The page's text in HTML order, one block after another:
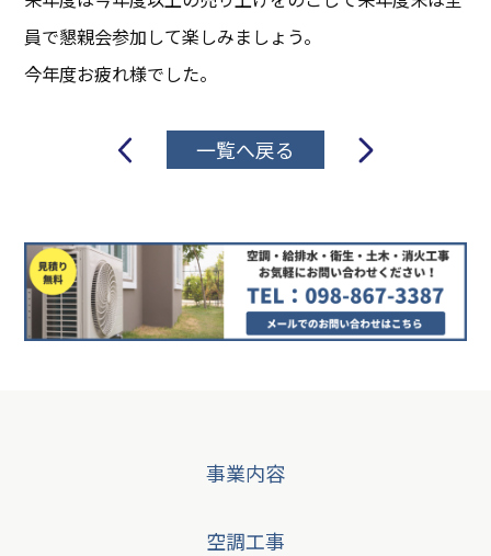
員で懇親会参加して楽しみましょう。
今年度お疲れ様でした。
シ
ョ
ン
一覧へ戻る
事業内容
空調工事